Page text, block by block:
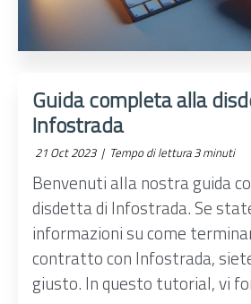
Guida completa alla
Infostrada
21 Oct 2023 | Tempo di lettura 3 minuti
Benvenuti alla nostra guida
disdetta di Infostrada. Se
informazioni su come
contratto con Infostrada,
giusto. In questo tutorial, vi